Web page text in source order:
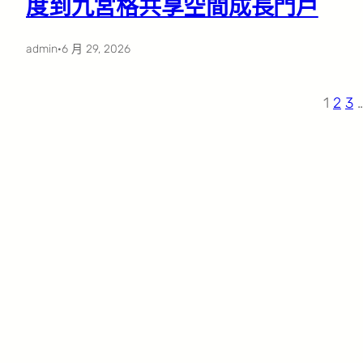
度到九宮格共享空間成長門戶
admin·6 月 29, 2026
1 2 3